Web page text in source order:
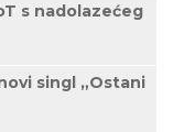
s nadolazećeg
singl „Ostani